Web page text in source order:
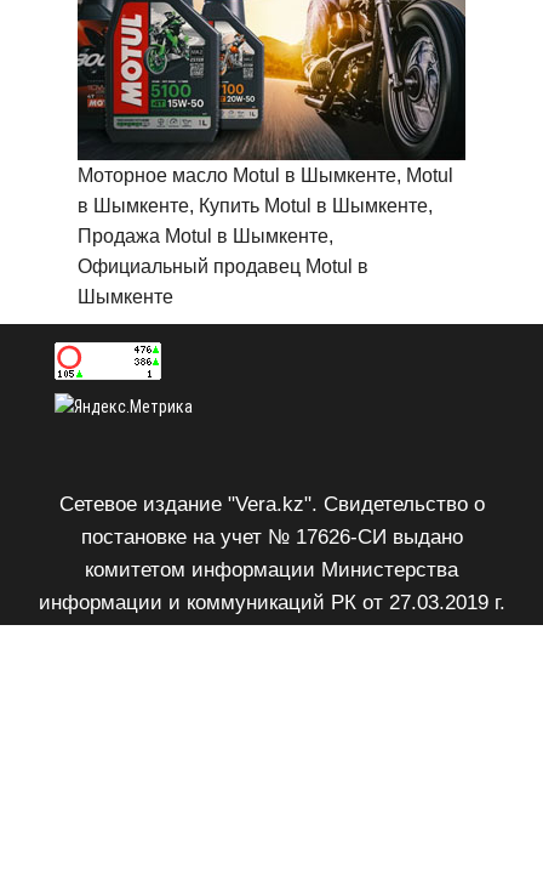
Моторное масло Motul в Шымкенте, Motul
в Шымкенте, Купить Motul в Шымкенте,
Продажа Motul в Шымкенте,
Официальный продавец Motul в
Шымкенте
Сетевое издание "Vera.kz". Свидетельство о
постановке на учет № 17626-СИ выдано
комитетом информации Министерства
информации и коммуникаций РК от 27.03.2019 г.